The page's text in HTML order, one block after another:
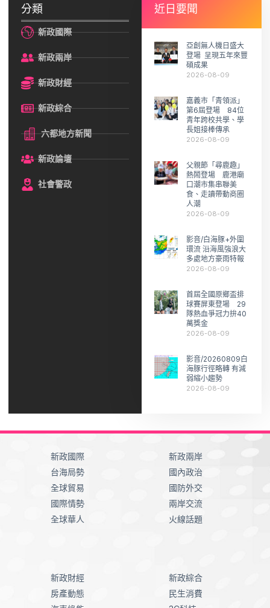
分類
新政國際
新政兩岸
新政財經
新政綜合
六都地方新聞
新政論壇
社會警政
近日要聞
亞創無人機日盛大
登場 呈現五年來豐
碩成果
2026-08-09
嘉義市「青領派」
第6屆登場 84位
青年跨校共學、學
長姐接棒傳承
2026-08-09
父親節「尋鹿趣」
熱鬧登場 鹿港廟
口潮市集串聯美
食、走讀帶動商圈
人潮
2026-08-09
影音/白海豚+外圍
環流 沿海風強浪大
多處地方豪雨特報
2026-08-09
首屆全國原鄉盃排
球賽屏東登場 29
隊熱血爭冠力拚40
萬獎金
2026-08-09
影音/20260809白
海豚行徑略轉 有減
弱縮小趨勢
2026-08-09
新政國際
台海局勢
全球貿易
國際情勢
全球華人
新政兩岸
國內政治
國防外交
兩岸交流
火線話題
新政財經
房產動態
新政綜合
民生消費